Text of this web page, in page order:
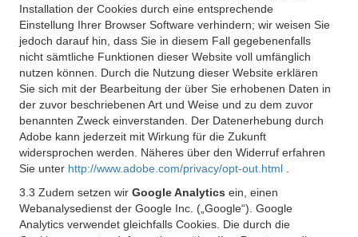
Installation der Cookies durch eine entsprechende
Einstellung Ihrer Browser Software verhindern; wir weisen Sie
jedoch darauf hin, dass Sie in diesem Fall gegebenenfalls
nicht sämtliche Funktionen dieser Website voll umfänglich
nutzen können. Durch die Nutzung dieser Website erklären
Sie sich mit der Bearbeitung der über Sie erhobenen Daten in
der zuvor beschriebenen Art und Weise und zu dem zuvor
benannten Zweck einverstanden. Der Datenerhebung durch
Adobe kann jederzeit mit Wirkung für die Zukunft
widersprochen werden. Näheres über den Widerruf erfahren
Sie unter http://www.adobe.com/privacy/opt-out.html
3.3 Zudem setzen wir Google Analytics ein, einen
Webanalysedienst der Google Inc. („Google“). Google
Analytics verwendet gleichfalls Cookies. Die durch die